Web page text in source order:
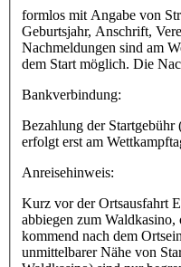
formlos mit Angabe von
Geburtsjahr, Anschrift,
Nachmeldungen sind am
dem Start möglich. Die
Bankverbindung:
Bezahlung der
erfolgt erst am
Anreisehinweis:
Kurz vor der Ortsausfahrt
abbiegen zum
kommend nach dem
unmittelbarer Nähe von